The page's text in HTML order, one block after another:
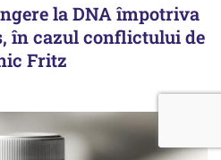
la DNA împotriva
în cazul conflictului de
Fritz